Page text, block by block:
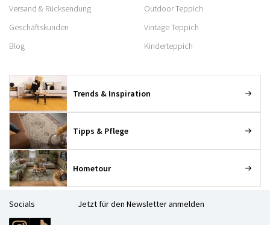
Versand & Rücksendung
Geschäftskunden
Blog
Outdoor Teppich
Vintage Teppich
Kinderteppich
Trends & Inspiration
Tipps & Pflege
Hometour
Socials Jetzt für den Newsletter anmelden